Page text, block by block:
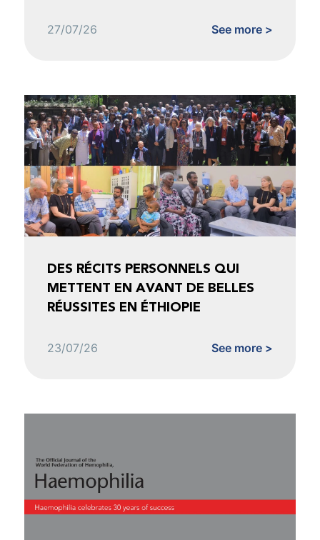
27/07/26 See more >
DES RÉCITS PERSONNELS QUI
METTENT EN AVANT DE BELLES
RÉUSSITES EN ÉTHIOPIE
23/07/26 See more >